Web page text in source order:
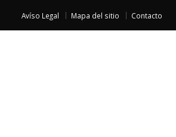
Avíso Legal Mapa del sitio Contacto